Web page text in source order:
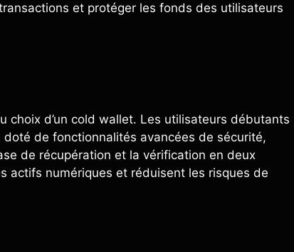
et protéger les fonds des utilisateurs
choix d’un cold wallet. Les utilisateurs débutants
de fonctionnalités avancées de sécurité,
de récupération et la vérification en deux
actifs numériques et réduisent les risques de